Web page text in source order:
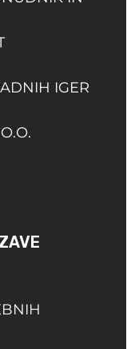
IGER